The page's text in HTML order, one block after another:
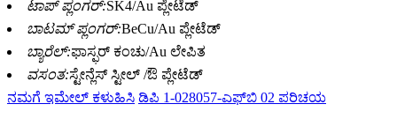
ಟಾಪ್ ಪ್ಲಂಗರ್:SK4/Au ಪ್ಲೇಟೆಡ್
ಬಾಟಮ್ ಪ್ಲಂಗರ್:BeCu/Au ಪ್ಲೇಟೆಡ್
ಬ್ಯಾರೆಲ್:ಫಾಸ್ಫರ್ ಕಂಚು/Au ಲೇಪಿತ
ವಸಂತ:ಸ್ಟೇನ್ಲೆಸ್ ಸ್ಟೀಲ್ /ಔ ಪ್ಲೇಟೆಡ್
ನಮಗೆ ಇಮೇಲ್ ಕಳುಹಿಸಿ ಡಿಪಿ 1-028057-ಎಫ್‌ಬಿ 02 ಪರಿಚಯ